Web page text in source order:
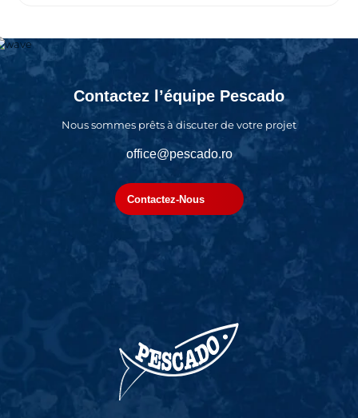
Contactez l’équipe Pescado
Nous sommes prêts à discuter de votre projet
office@pescado.ro
Contactez-Nous